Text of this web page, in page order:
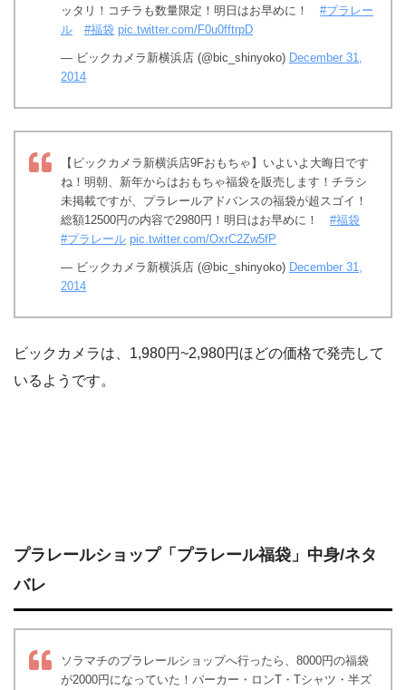
ッタリ！コチラも数量限定！明日はお早めに！ #プラレー
ル
#福袋 pic.twitter.com/F0u0fftrpD
— ビックカメラ新横浜店 (@bic_shinyoko) December 31,
2014
【ビックカメラ新横浜店9Fおもちゃ】いよいよ大晦日です
ね！明朝、新年からはおもちゃ福袋を販売します！チラシ
未掲載ですが、プラレールアドバンスの福袋が超スゴイ！
総額12500円の内容で2980円！明日はお早めに！ #福袋
#プラレール pic.twitter.com/OxrC2Zw5fP
— ビックカメラ新横浜店 (@bic_shinyoko) December 31,
2014
ビックカメラは、1,980円~2,980円ほどの価格で発売して
いるようです。
プラレールショップ「プラレール福袋」中身/ネタ
バレ
ソラマチのプラレールショップへ行ったら、8000円の福袋
が2000円になっていた！パーカー・ロンT・Tシャツ・半ズ